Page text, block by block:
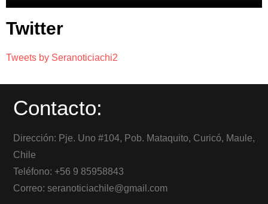
Twitter
Tweets by Seranoticiachi2
Contacto:
Dirección: Pje. Uno #104, Pob. Mataquito, Curicó, Maule,
Chile
Teléfono: +56 9 85958843
Correo: seranoticiachile@gmail.com